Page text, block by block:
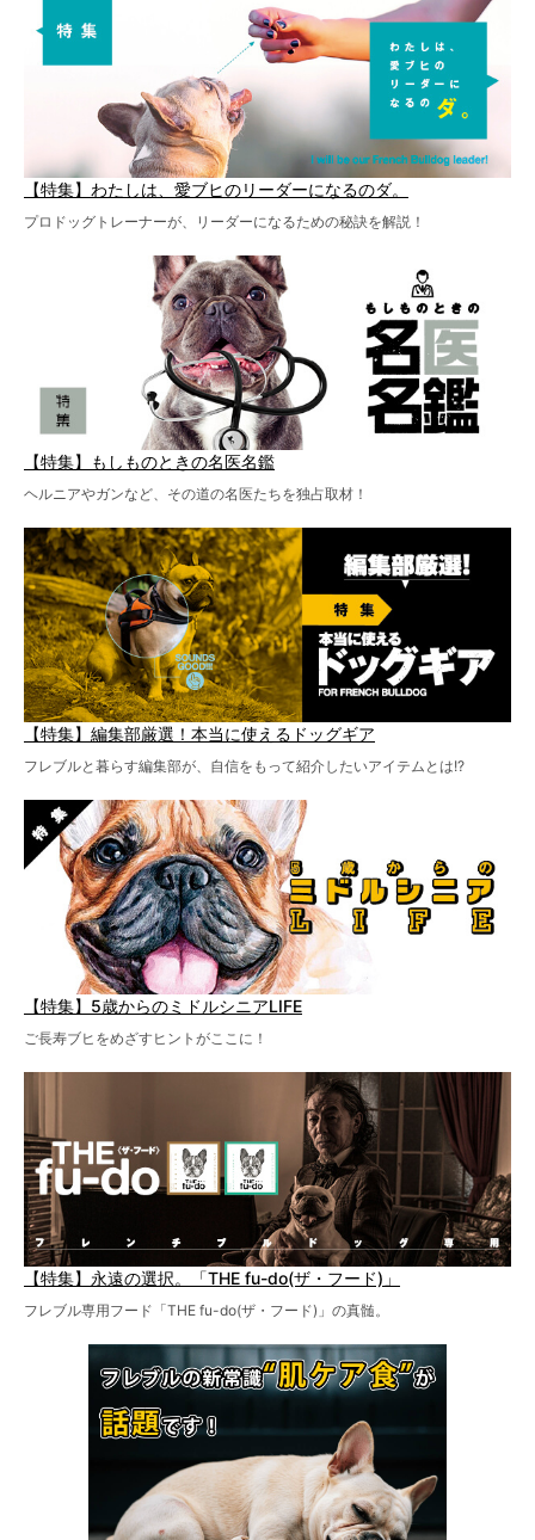
【特集】わたしは、愛ブヒのリーダーになるのダ。
プロドッグトレーナーが、リーダーになるための秘訣を解説！
【特集】もしものときの名医名鑑
ヘルニアやガンなど、その道の名医たちを独占取材！
【特集】編集部厳選！本当に使えるドッグギア
フレブルと暮らす編集部が、自信をもって紹介したいアイテムとは!?
【特集】5歳からのミドルシニアLIFE
ご長寿ブヒをめざすヒントがここに！
【特集】永遠の選択。「THE fu-do(ザ・フード)」
フレブル専用フード「THE fu-do(ザ・フード)」の真髄。